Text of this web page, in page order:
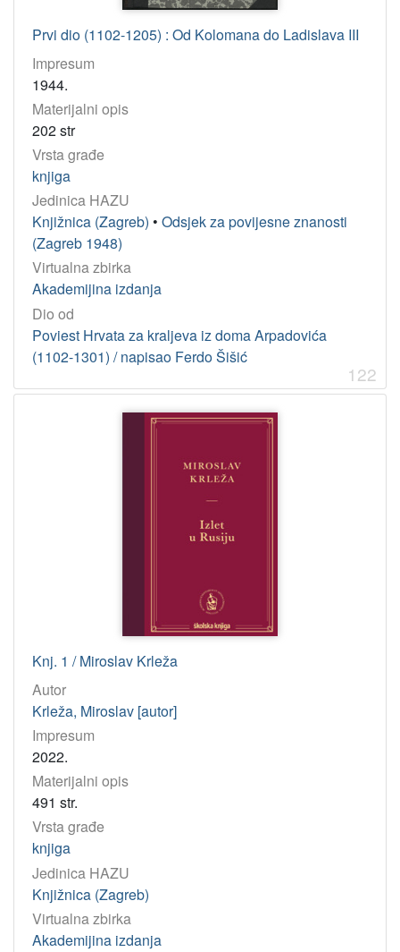
Prvi dio (1102-1205) : Od Kolomana do Ladislava III
Impresum
1944.
Materijalni opis
202 str
Vrsta građe
knjiga
Jedinica HAZU
Knjižnica (Zagreb) • Odsjek za povijesne znanosti
(Zagreb 1948)
Virtualna zbirka
Akademijina izdanja
Dio od
Poviest Hrvata za kraljeva iz doma Arpadovića
(1102-1301) / napisao Ferdo Šišić
122
Knj. 1 / Miroslav Krleža
Autor
Krleža, Miroslav [autor]
Impresum
2022.
Materijalni opis
491 str.
Vrsta građe
knjiga
Jedinica HAZU
Knjižnica (Zagreb)
Virtualna zbirka
Akademijina izdanja